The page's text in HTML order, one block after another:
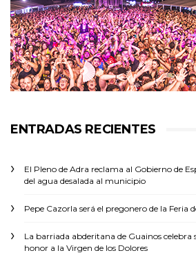
ENTRADAS RECIENTES
El Pleno de Adra reclama al Gobierno de
del agua desalada al municipio
Pepe Cazorla será el pregonero de la Feria
La barriada abderitana de Guainos celebra
honor a la Virgen de los Dolores